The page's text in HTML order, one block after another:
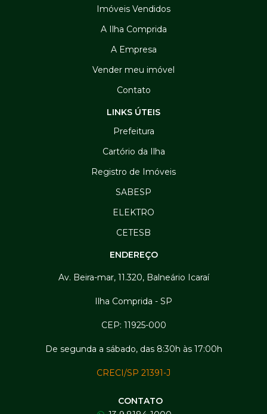
Imóveis Vendidos
A Ilha Comprida
A Empresa
Vender meu imóvel
Contato
LINKS ÚTEIS
Prefeitura
Cartório da Ilha
Registro de Imóveis
SABESP
ELEKTRO
CETESB
ENDEREÇO
Av. Beira-mar, 11.320, Balneário Icaraí
Ilha Comprida - SP
CEP: 11925-000
De segunda a sábado, das 8:30h às 17:00h
CRECI/SP 21391-J
CONTATO